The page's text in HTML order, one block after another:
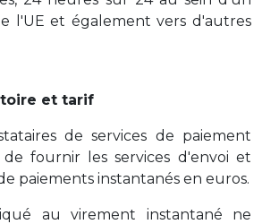
l'UE et également vers d'autres
et tarif
de services de paiement
fournir les services d'envoi et
paiements instantanés en euros.
au virement instantané ne